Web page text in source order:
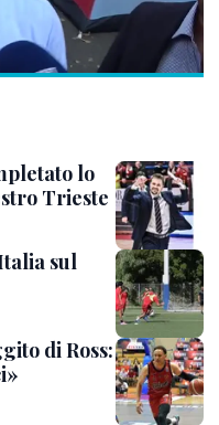
lo
Trieste
sul
di Ross: